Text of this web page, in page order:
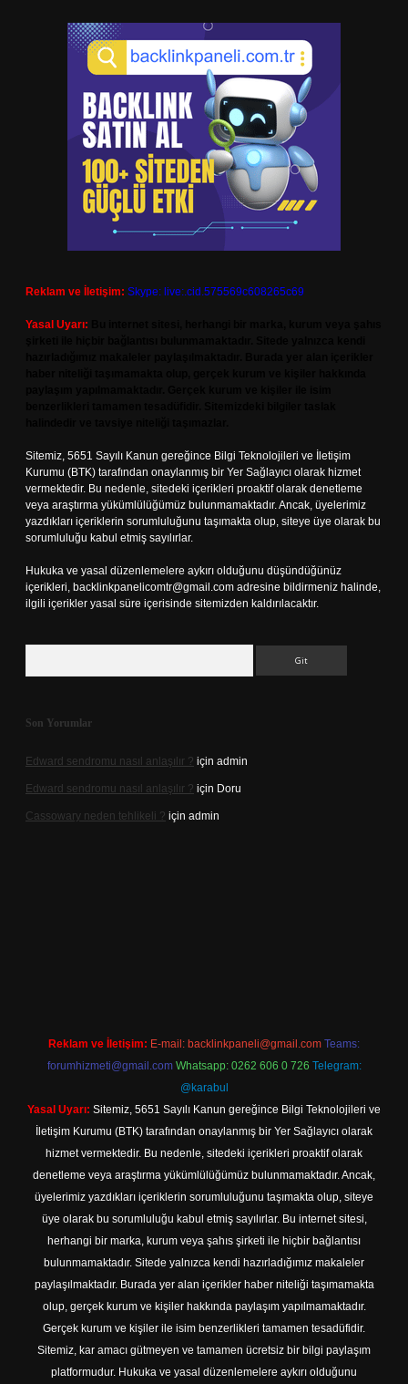
Reklam ve İletişim: Skype: live:.cid.575569c608265c69
Yasal Uyarı:
Sitemiz, 5651 Sayılı Kanun gereğince Bilgi Teknolojileri ve İletişim
Kurumu (BTK) tarafından onaylanmış bir Yer Sağlayıcı olarak hizmet
vermektedir. Bu nedenle, sitedeki içerikleri proaktif olarak denetleme
veya araştırma yükümlülüğümüz bulunmamaktadır. Ancak, üyelerimiz
yazdıkları içeriklerin sorumluluğunu taşımakta olup, siteye üye olarak bu
sorumluluğu kabul etmiş sayılırlar.
Hukuka ve yasal düzenlemelere aykırı olduğunu düşündüğünüz
içerikleri, backlinkpanelicomtr@gmail.com adresine bildirmeniz halinde,
ilgili içerikler yasal süre içerisinde sitemizden kaldırılacaktır.
Son Yorumlar
Edward sendromu nasıl anlaşılır ? için admin
Edward sendromu nasıl anlaşılır ? için Doru
Cassowary neden tehlikeli ? için admin
Reklam ve İletişim: E-mail: backlinkpaneli@gmail.com Teams:
forumhizmeti@gmail.com Whatsapp: 0262 606 0 726 Telegram:
@karabul
Yasal Uyarı: Sitemiz, 5651 Sayılı Kanun gereğince Bilgi Teknolojileri ve
İletişim Kurumu (BTK) tarafından onaylanmış bir Yer Sağlayıcı olarak
hizmet vermektedir. Bu nedenle, sitedeki içerikleri proaktif olarak
denetleme veya araştırma yükümlülüğümüz bulunmamaktadır. Ancak,
üyelerimiz yazdıkları içeriklerin sorumluluğunu taşımakta olup, siteye
üye olarak bu sorumluluğu kabul etmiş sayılırlar. Bu internet sitesi,
herhangi bir marka, kurum veya şahıs şirketi ile hiçbir bağlantısı
bulunmamaktadır. Sitede yalnızca kendi hazırladığımız makaleler
paylaşılmaktadır. Burada yer alan içerikler haber niteliği taşımamakta
olup, gerçek kurum ve kişiler hakkında paylaşım yapılmamaktadır.
Gerçek kurum ve kişiler ile isim benzerlikleri tamamen tesadüfidir.
Sitemiz, kar amacı gütmeyen ve tamamen ücretsiz bir bilgi paylaşım
platformudur. Hukuka ve yasal düzenlemelere aykırı olduğunu